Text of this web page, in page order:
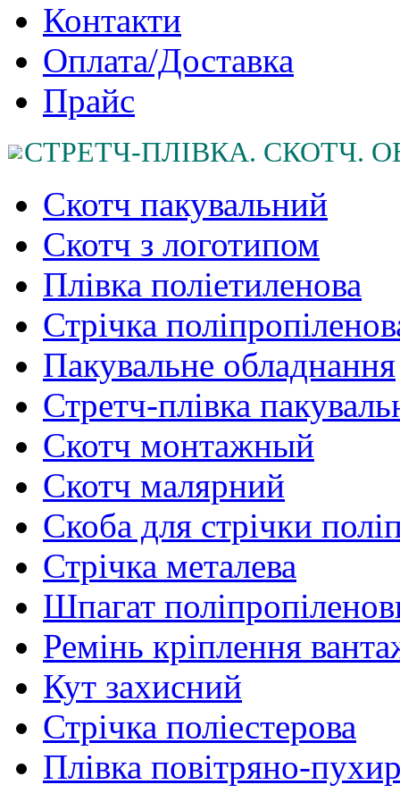
Контакти
Оплата/Доставка
Прайс
СТРЕТЧ-ПЛІВКА. СКОТЧ.
Скотч пакувальний
Cкотч з логотипом
Плівка поліетиленова
Стрічка
Пакувальне обладнання
Стретч-плівка
Cкотч монтажный
Скотч малярний
Скоба для стрічки
Стрічка металева
Шпагат
Ремінь кріплення
Кут захисний
Стрічка поліестерова
Плівка повітряно-